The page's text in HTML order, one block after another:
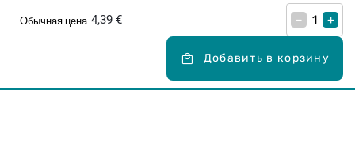
Обычная цена 4,39 € – +
Добавить в корзину